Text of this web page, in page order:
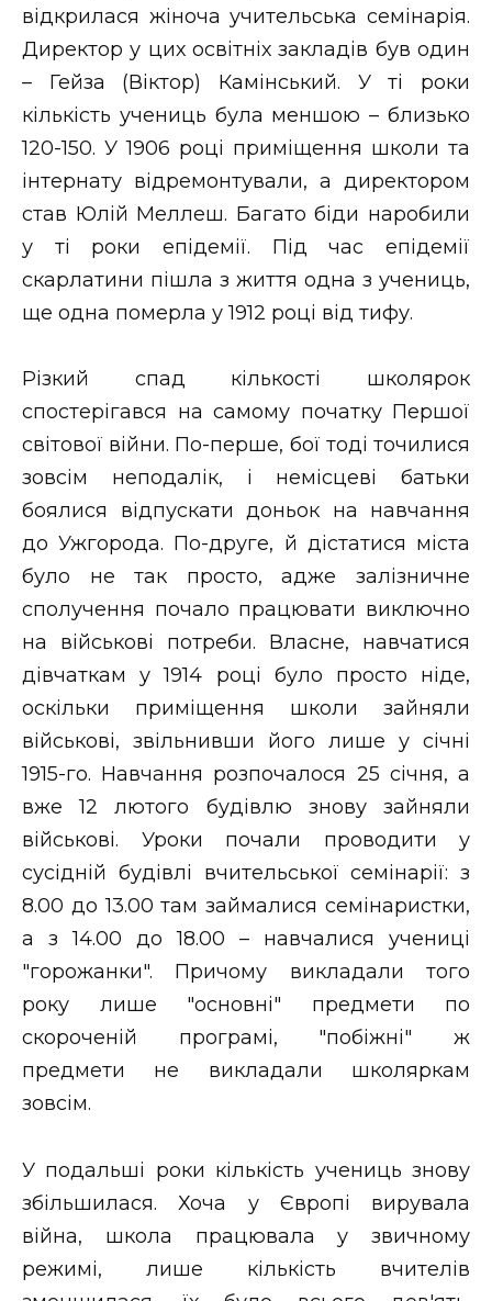
відкрилася жіноча учительська семінарія.
Директор у цих освітніх закладів був один
– Гейза (Віктор) Камінський. У ті роки
кількість учениць була меншою – близько
120-150. У 1906 році приміщення школи та
інтернату відремонтували, а директором
став Юлій Меллеш. Багато біди наробили
у ті роки епідемії. Під час епідемії
скарлатини пішла з життя одна з учениць,
ще одна померла у 1912 році від тифу.
Різкий спад кількості школярок
спостерігався на самому початку Першої
світової війни. По-перше, бої тоді точилися
зовсім неподалік, і немісцеві батьки
боялися відпускати доньок на навчання
до Ужгорода. По-друге, й дістатися міста
було не так просто, адже залізничне
сполучення почало працювати виключно
на військові потреби. Власне, навчатися
дівчаткам у 1914 році було просто ніде,
оскільки приміщення школи зайняли
військові, звільнивши його лише у січні
1915-го. Навчання розпочалося 25 січня, а
вже 12 лютого будівлю знову зайняли
військові. Уроки почали проводити у
сусідній будівлі вчительської семінарії: з
8.00 до 13.00 там займалися семінаристки,
а з 14.00 до 18.00 – навчалися учениці
"горожанки". Причому викладали того
року лише "основні" предмети по
скороченій програмі, "побіжні" ж
предмети не викладали школяркам
зовсім.
У подальші роки кількість учениць знову
збільшилася. Хоча у Європі вирувала
війна, школа працювала у звичному
режимі, лише кількість вчителів